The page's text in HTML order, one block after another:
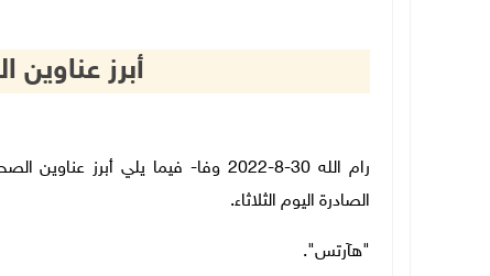
أبرز عناوين
رام الله 30-8-2022 وفا- فيما يلي
الصادرة اليوم الثلاثاء.
"هآرتس".